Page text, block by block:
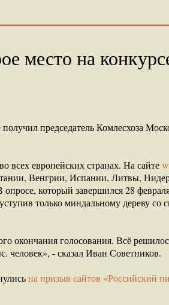
место на
председатель Комлесхоза
всех европейских странах. На сайте
Венгрии, Испании, Литвы,
который завершился 28
только миндальному дереву со
окончания голосования. Всё
человек», - сказал Иван Советников.
на призыв сайтов «Российский